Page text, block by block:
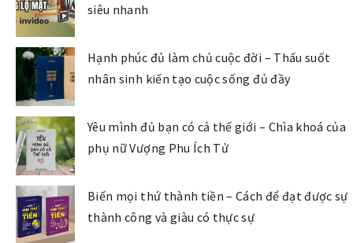
siêu nhanh
Hạnh phúc đủ làm chủ cuộc đời – Thấu suốt
nhân sinh kiến tạo cuộc sống đủ đầy
Yêu mình đủ bạn có cả thế giới – Chìa khoá của
phụ nữ Vượng Phu Ích Tử
Biến mọi thứ thành tiền – Cách để đạt được sự
thành công và giàu có thực sự